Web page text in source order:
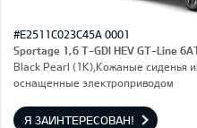
#E2511C023C45A 0001
Sportage 1,6 T-GDI HEV GT-Line
Black Pearl (1K),Кожаные сиденья
оснащенные электроприводом
Я ЗАИНТЕРЕСОВАН!